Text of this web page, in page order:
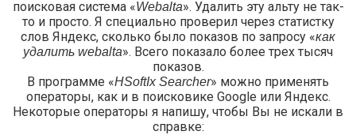
поисковая система «Webalta». Удалить эту альту не так-
то и просто. Я специально проверил через статистку
слов Яндекс, сколько было показов по запросу «как
удалить webalta». Всего показало более трех тысяч
показов.
В программе «HSoftIx Searcher» можно применять
операторы, как и в поисковике Google или Яндекс.
Некоторые операторы я напишу, чтобы Вы не искали в
справке: